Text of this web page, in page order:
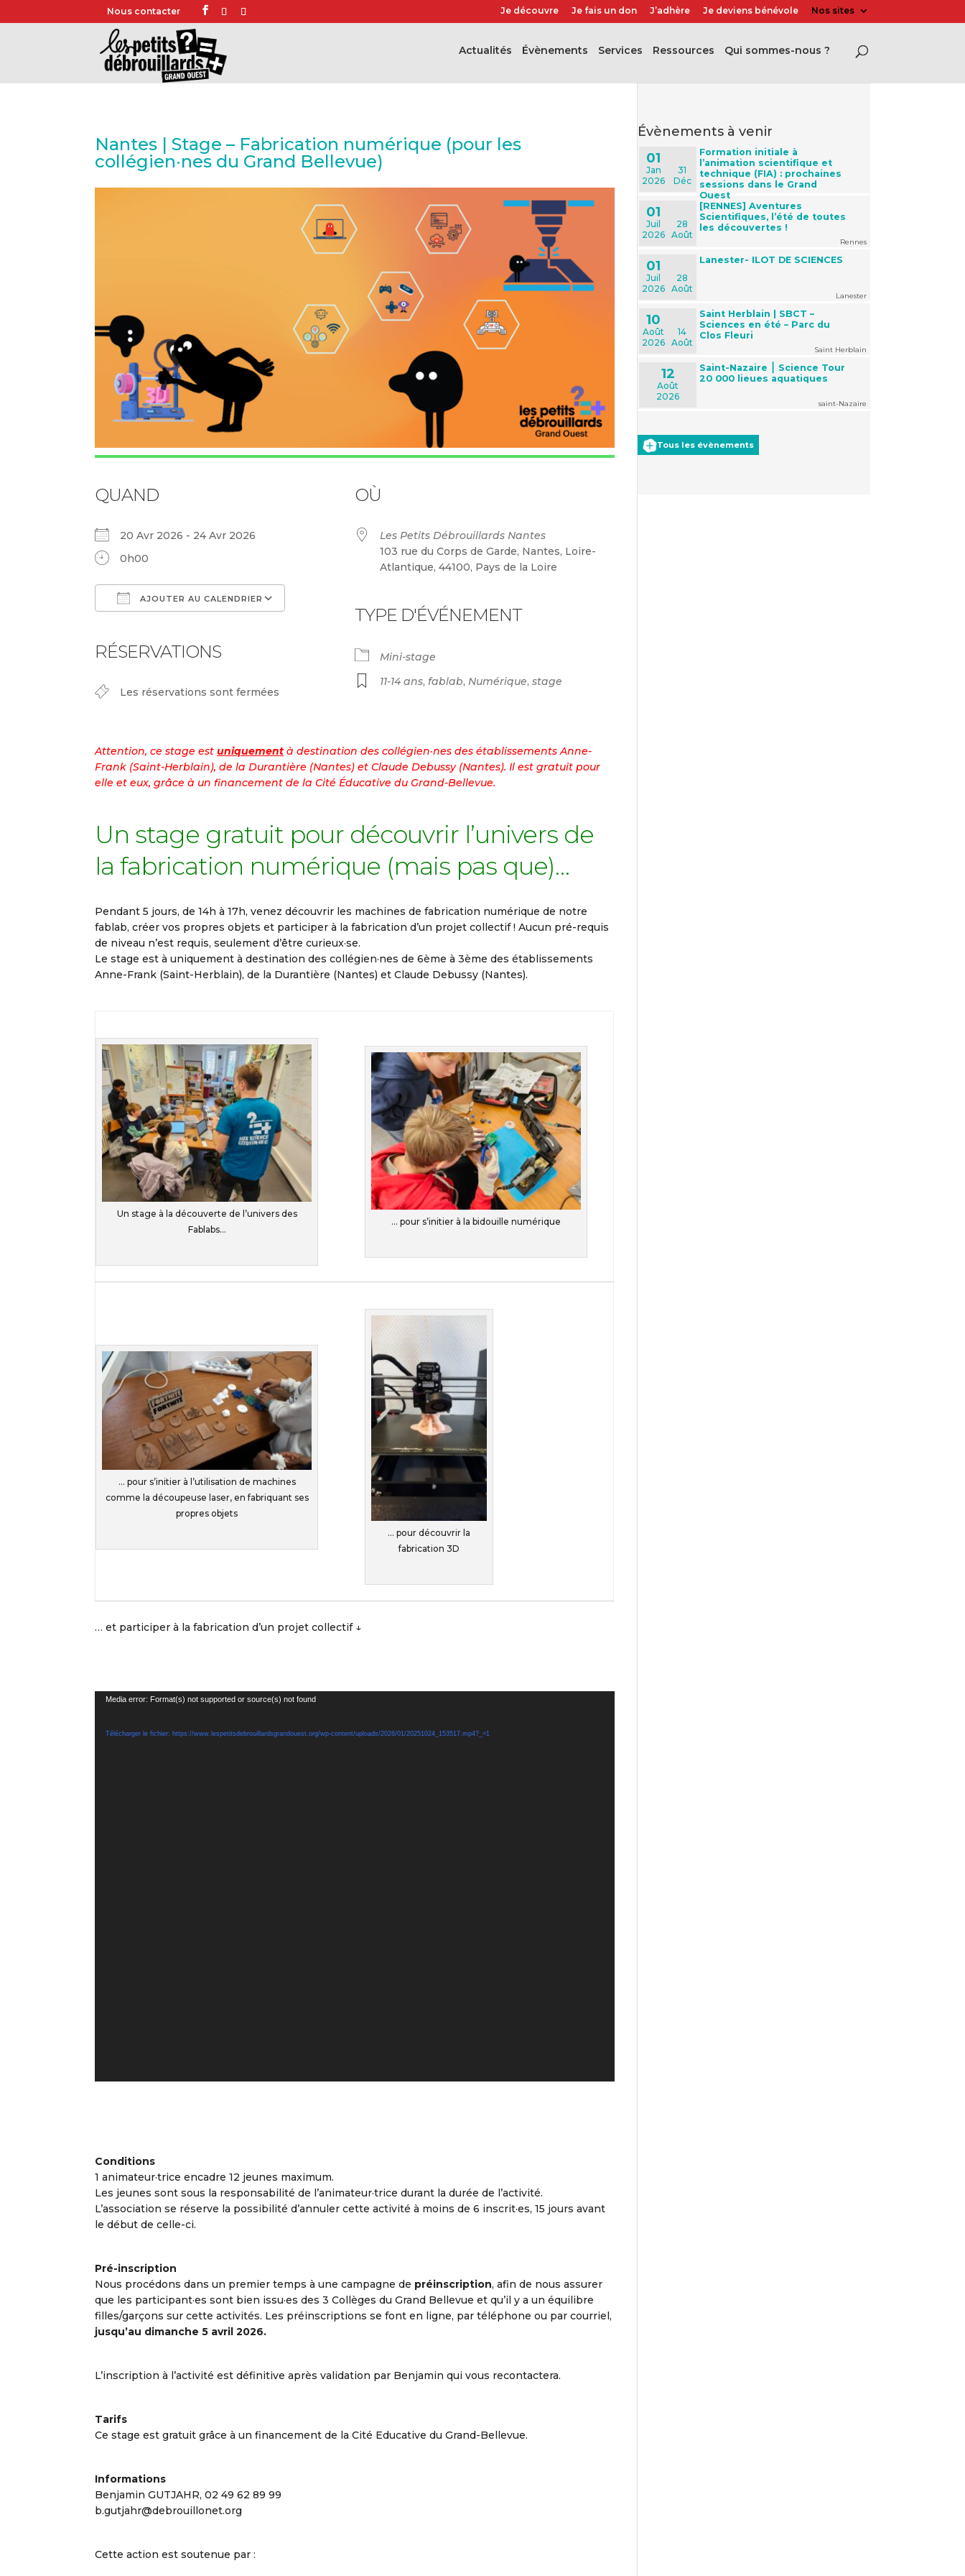
Nous contacter Je découvre Je fais un don J’adhère Je deviens bénévole Nos sites
Actualités évènements Services Ressources Qui sommes-nous ?
Nantes | Stage – Fabrication numérique (pour les
collégien·nes du Grand Bellevue)
QUAND
20 Avr 2026 - 24 Avr 2026
0h00
AJOUTER AU CALENDRIER
Calendrier Google iCalendar
RÉSERVATIONS
Les réservations sont fermées
OÙ
Les Petits Débrouillards Nantes
103 rue du Corps de Garde, Nantes, Loire-
Atlantique, 44100, Pays de la Loire
TYPE D'ÉVÉNEMENT
Mini-stage
11-14 ans, fablab, Numérique, stage
Attention, ce stage est uniquement à destination des collégien·nes des établissements Anne-
Frank (Saint-Herblain), de la Durantière (Nantes) et Claude Debussy (Nantes). Il est gratuit pour
elle et eux, grâce à un financement de la Cité Éducative du Grand-Bellevue.
Un stage gratuit pour découvrir l’univers de
la fabrication numérique (mais pas que)…
Pendant 5 jours, de 14h à 17h, venez découvrir les machines de fabrication numérique de notre
fablab, créer vos propres objets et participer à la fabrication d’un projet collectif ! Aucun pré-requis
de niveau n’est requis, seulement d’être curieux·se.
Le stage est à uniquement à destination des collégien·nes de 6ème à 3ème des établissements
Anne-Frank (Saint-Herblain), de la Durantière (Nantes) et Claude Debussy (Nantes).
Un stage à la découverte de l’univers des
Fablabs…
… pour s’initier à la bidouille numérique
… pour s’initier à l’utilisation de machines
comme la découpeuse laser, en fabriquant ses
propres objets
… pour découvrir la
fabrication 3D
… et participer à la fabrication d’un projet collectif ↓
Lecteur
Media error: Format(s) not supported or source(s) not found
Télécharger le fichier: https://www.lespetitsdebrouillardsgrandouest.org/wp-content/uploads/2026/01/20251024_153517.mp4?_=1
Conditions
1 animateur·trice encadre 12 jeunes maximum.
Les jeunes sont sous la responsabilité de l’animateur·trice durant la durée de l’activité.
L’association se réserve la possibilité d’annuler cette activité à moins de 6 inscrit·es, 15 jours avant
le début de celle-ci.
Pré-inscription
Nous procédons dans un premier temps à une campagne de préinscription, afin de nous assurer
que les participant·es sont bien issu·es des 3 Collèges du Grand Bellevue et qu’il y a un équilibre
filles/garçons sur cette activités. Les préinscriptions se font en ligne, par téléphone ou par courriel,
jusqu’au dimanche 5 avril 2026.
L’inscription à l’activité est définitive après validation par Benjamin qui vous recontactera.
Tarifs
Ce stage est gratuit grâce à un financement de la Cité Educative du Grand-Bellevue.
Informations
Benjamin GUTJAHR, 02 49 62 89 99
b.gutjahr@debrouillonet.org
Cette action est soutenue par :
évènements à venir
01
Jan
2026
31
Déc
Formation initiale à
l’animation scientifique et
technique (FIA) : prochaines
sessions dans le Grand
Ouest
01
Juil
2026
28
Août
[RENNES] Aventures
Scientifiques, l’été de toutes
les découvertes !
Rennes
01
Juil
2026
28
Août
Lanester- ILOT DE SCIENCES
Lanester
10
Août
2026
14
Août
Saint Herblain | SBCT –
Sciences en été – Parc du
Clos Fleuri
Saint Herblain
12
Août
2026
Saint-Nazaire ⎮ Science Tour
20 000 lieues aquatiques
saint-Nazaire
Tous les évènements